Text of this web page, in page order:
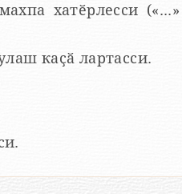
хатӗрлесси
каҫӑ лартасси.